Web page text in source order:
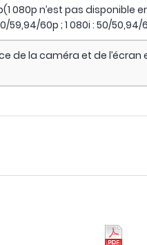
080p n’est pas disponible
59,94/60p ; 1 080i : 50/50,94/
de la caméra et de l’écran